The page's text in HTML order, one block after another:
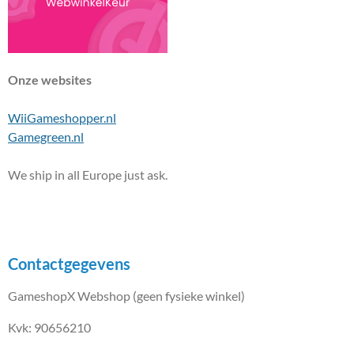
Onze websites
WiiGameshopper.nl
Gamegreen.nl
We ship in all Europe just ask.
Contactgegevens
GameshopX Webshop (geen fysieke winkel)
Kvk: 90656210